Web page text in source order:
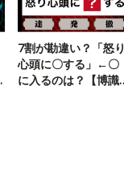
7割が勘違い？「怒り
心頭に〇する」←〇
に入るのは？【博識